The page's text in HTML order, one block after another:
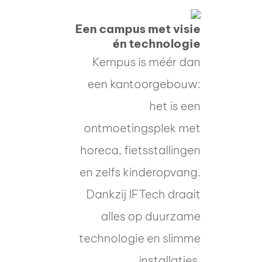
Een campus met visie
én technologie
Kempus is méér dan
een kantoorgebouw:
het is een
ontmoetingsplek met
horeca, fietsstallingen
en zelfs kinderopvang.
Dankzij IFTech draait
alles op duurzame
technologie en slimme